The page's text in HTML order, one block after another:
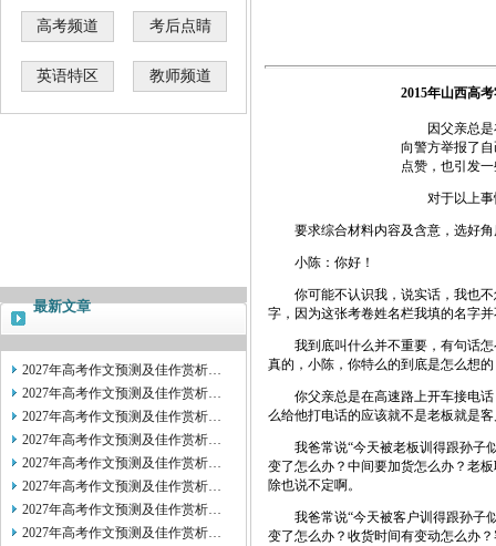
高考频道 考后点睛
英语特区 教师频道
最新文章
2027年高考作文预测及佳作赏析…
2027年高考作文预测及佳作赏析…
2027年高考作文预测及佳作赏析…
2027年高考作文预测及佳作赏析…
2027年高考作文预测及佳作赏析…
2027年高考作文预测及佳作赏析…
2027年高考作文预测及佳作赏析…
2027年高考作文预测及佳作赏析…
2015年山西高
因父亲总是在
向警方举报了
点赞，也引发
对于以上事情
要求综合材料内容及含意，选好角
小陈：你好！
你可能不认识我，说实话，我也不
字，因为这张考卷姓名栏我填的名字
我到底叫什么并不重要，有句话怎
真的，小陈，你特么的到底是怎么想
你父亲总是在高速路上开车接电话
么给他打电话的应该就不是老板就是
我爸常说“今天被老板训得跟孙子似
变了怎么办？中间要加货怎么办？老
除也说不定啊。
我爸常说“今天被客户训得跟孙子似
变了怎么办？收货时间有变动怎么办